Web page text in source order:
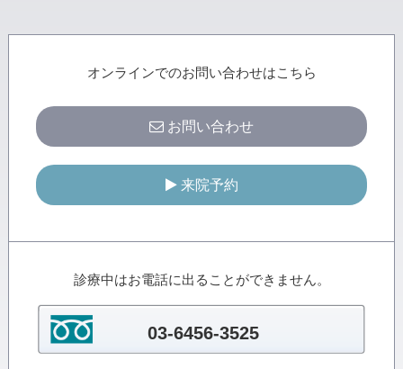
オンラインでのお問い合わせはこちら
お問い合わせ
来院予約
診療中はお電話に出ることができません。
03-6456-3525